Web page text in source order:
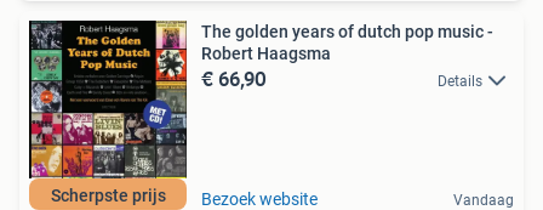
Scherpste prijs
The golden years of dutch pop music -
Robert Haagsma
€ 66,90 Details
Bezoek website Vandaag